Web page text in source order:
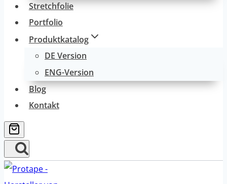
Stretchfolie
Portfolio
Produktkatalog
DE Version
ENG-Version
Blog
Kontakt